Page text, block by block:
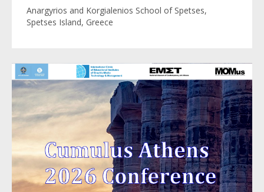
Anargyrios and Korgialenios School of Spetses,
Spetses Island, Greece